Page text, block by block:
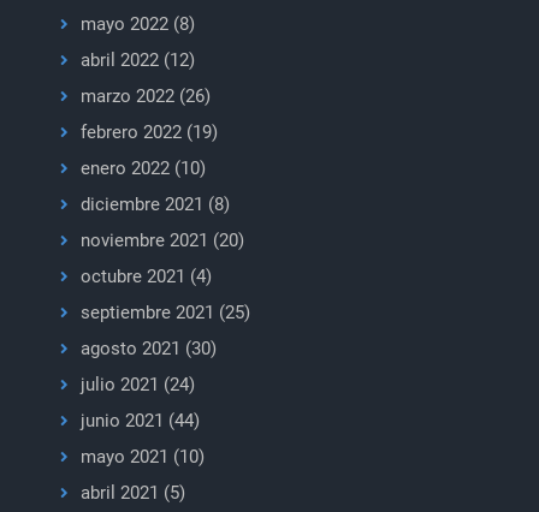
mayo 2022(8)
abril 2022(12)
marzo 2022(26)
febrero 2022(19)
enero 2022(10)
diciembre 2021 (8)
noviembre 2021 (20)
octubre 2021 (4)
septiembre 2021 (25)
agosto 2021 (30)
julio 2021 (24)
junio 2021 (44)
mayo 2021 (10)
abril 2021 (5)